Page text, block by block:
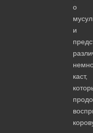
о
и
каст,